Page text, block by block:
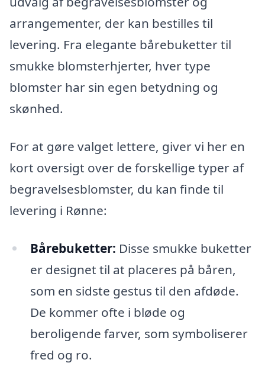
arrangementer, der kan bestilles til
levering. Fra elegante bårebuketter til
smukke blomsterhjerter, hver type
blomster har sin egen betydning og
skønhed.
For at gøre valget lettere, giver vi her en
kort oversigt over de forskellige typer af
begravelsesblomster, du kan finde til
levering i Rønne:
Bårebuketter: Disse smukke buketter
er designet til at placeres på båren,
som en sidste gestus til den afdøde.
De kommer ofte i bløde og
beroligende farver, som symboliserer
fred og ro.